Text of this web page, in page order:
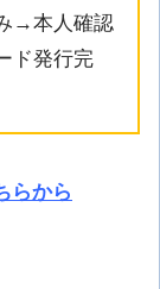
→本人確認
ド発行完
らから